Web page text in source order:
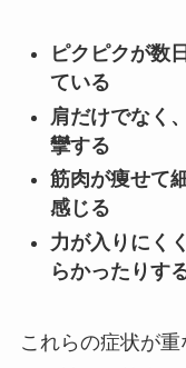
ピクピクが数
ている
肩だけでなく
攣する
筋肉が痩せて
感じる
力が入りにく
らかったりす
これらの症状が